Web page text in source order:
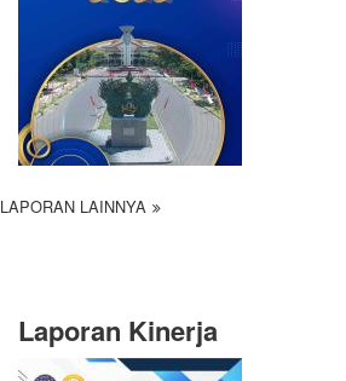
LAPORAN LAINNYA
Laporan Kinerja